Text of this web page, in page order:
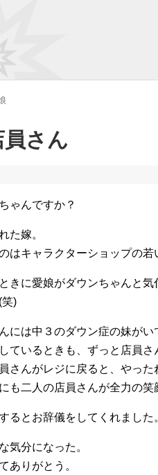
さん
ゃんですか？
た嫁。
はキャラクターショップの若
きに愛娘がダウンちゃんと
)
には中３のダウン症の妹がい
ているときも、ずっと店員さ
さんがレジに戻ると、やった
も二人の店員さんが全力の笑
るとお辞儀をしてくれました
気分になった。
ありがとう。